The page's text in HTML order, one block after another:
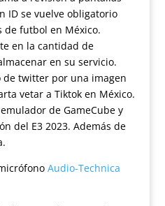
ID se vuelve obligatorio
de futbol en México.
en la cantidad de
en su servicio.
de twitter por una imagen
vetar a Tiktok en México.
de GameCube y
del E3 2023. Además de
Audio-Technica